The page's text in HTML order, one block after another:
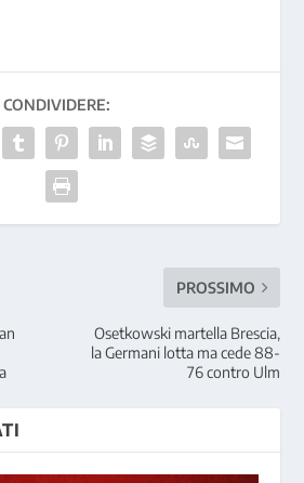
CONDIVIDERE:
PROSSIMO
Osetkowski martella Brescia,
la Germani lotta ma cede 88-
76 contro Ulm